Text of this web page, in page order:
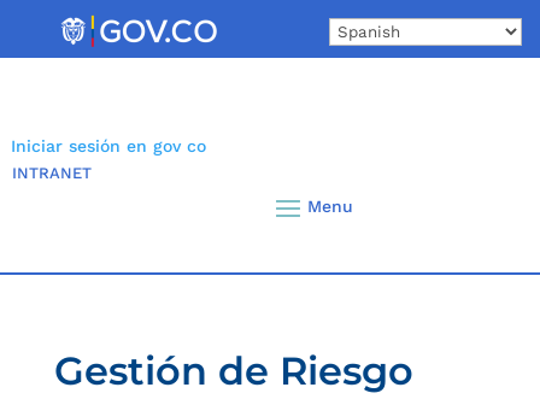
Iniciar sesión en gov co
INTRANET
Gestión de Riesgo